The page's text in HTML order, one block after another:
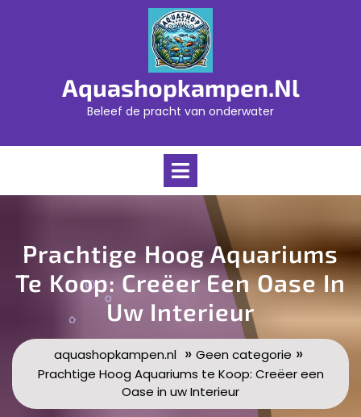
Aquashopkampen.nl
Beleef de pracht van onderwater
Open
Prachtige Hoog Aquariums
Te Koop: Creëer Een Oase In
Uw Interieur
aquashopkampen.nl » Geen categorie »
Prachtige Hoog Aquariums te Koop: Creëer een
Oase in uw Interieur